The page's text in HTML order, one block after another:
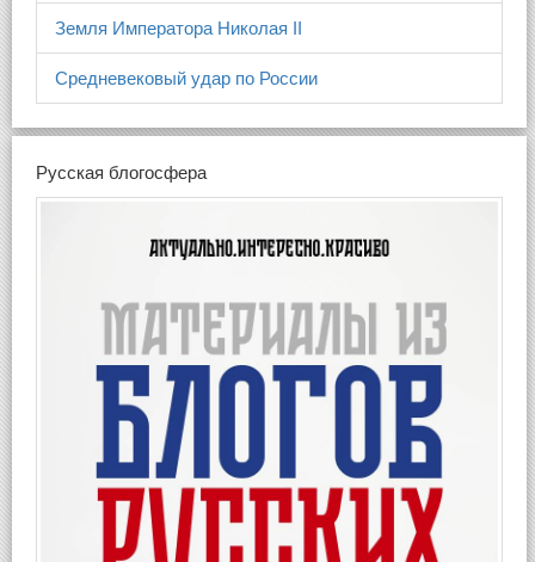
Земля Императора Николая II
Средневековый удар по России
Русская блогосфера